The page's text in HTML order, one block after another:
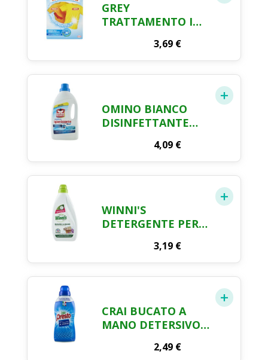
GREY
TRATTAMENTO IN
RIMEDIARE AGLI
ERRORI DI BUCATO,
200G
3,69 €
OMINO BIANCO
DISINFETTANTE
MULTIUSO - 900 ML
4,09 €
WINNI'S
DETERGENTE PER
20 LAVAGGI, 750ML
3,19 €
CRAI BUCATO A
MANO DETERSIVO
2,49 €